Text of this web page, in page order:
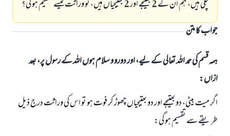
چکی ہیں، ہم ان کے 2 بھتیجے اور 2 بھتیجیاں ہیں، تو وراثت کیسے تقسیم ہو گی؟
جواب کا متن
ہمہ قسم کی حمد اللہ تعالی کے لیے، اور دورو و سلام ہوں اللہ کے رسول پر، بعد
ازاں:
اگر میت بیٹی، دو بھتیجے اور دو بھتیجیاں چھوڑ کر فوت ہو تو اس کی وراثت درج ذیل
طریقے سے تقسیم ہو گی: